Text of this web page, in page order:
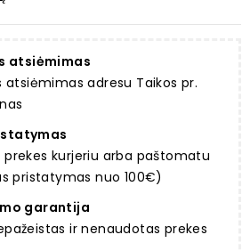
atsiėmimas
atsiėmimas adresu Taikos pr.
kurjeriu arba paštomatu
pristatymas nuo 100€)
garantija
ir nenaudotas prekes